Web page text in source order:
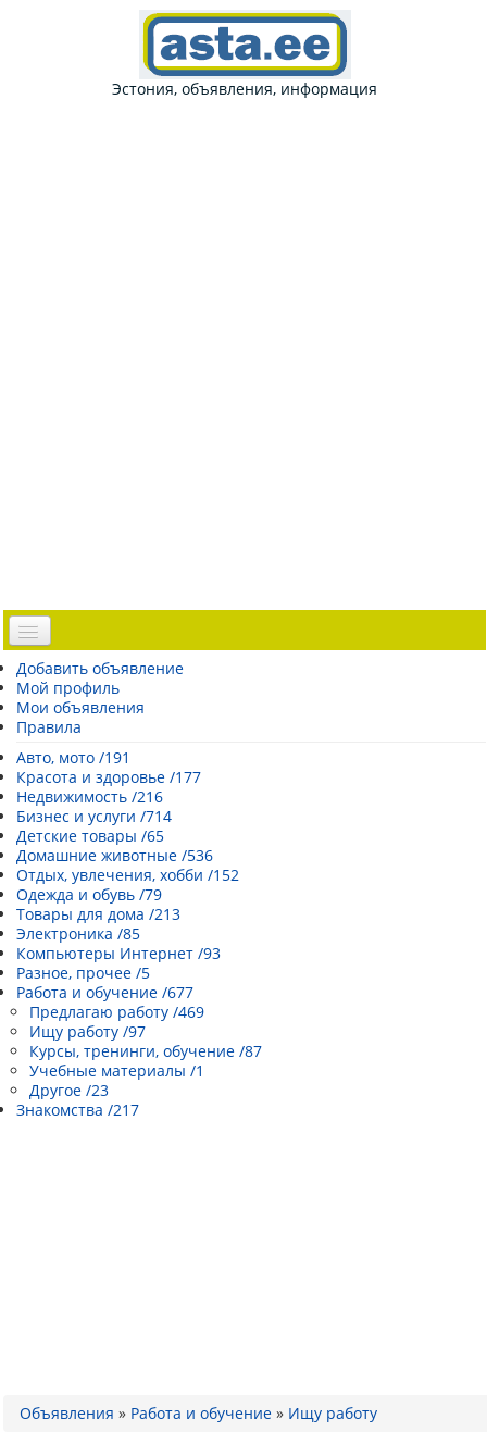
Эстония, объявления, информация
Доска объявлений
Погода Эстонии
Открытки
Каталог сайтов
| Регистрация |
Добавить объявление
Мой профиль
Мои объявления
Правила
Авто, мото /191
Красота и здоровье /177
Недвижимость /216
Бизнес и услуги /714
Детские товары /65
Домашние животные /536
Отдых, увлечения, хобби /152
Одежда и обувь /79
Товары для дома /213
Электроника /85
Компьютеры Интернет /93
Разное, прочее /5
Работа и обучение /677
Предлагаю работу /469
Ищу работу /97
Курсы, тренинги, обучение /87
Учебные материалы /1
Другое /23
Знакомства /217
Объявления » Работа и обучение » Ищу работу